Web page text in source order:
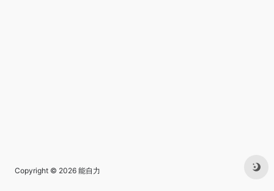
Copyright © 2026 能自力